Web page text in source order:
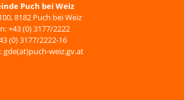
Puch bei Weiz
8182 Puch bei Weiz
+43 (0) 3177/2222
(0) 3177/2222-16
gde(at)puch-weiz.gv.at